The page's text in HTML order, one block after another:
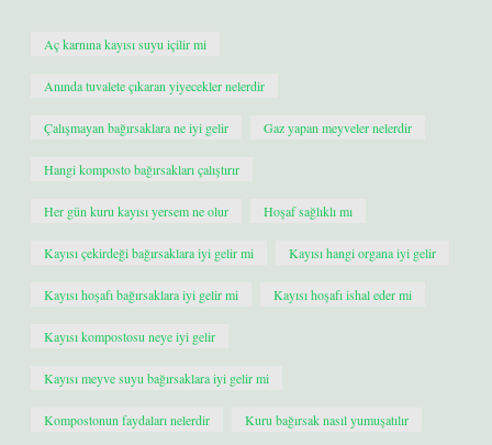
Aç karnına kayısı suyu içilir mi
Anında tuvalete çıkaran yiyecekler nelerdir
Çalışmayan bağırsaklara ne iyi gelir Gaz yapan meyveler nelerdir
Hangi komposto bağırsakları çalıştırır
Her gün kuru kayısı yersem ne olur Hoşaf sağlıklı mı
Kayısı çekirdeği bağırsaklara iyi gelir mi Kayısı hangi organa iyi gelir
Kayısı hoşafı bağırsaklara iyi gelir mi Kayısı hoşafı ishal eder mi
Kayısı kompostosu neye iyi gelir
Kayısı meyve suyu bağırsaklara iyi gelir mi
Kompostonun faydaları nelerdir Kuru bağırsak nasıl yumuşatılır